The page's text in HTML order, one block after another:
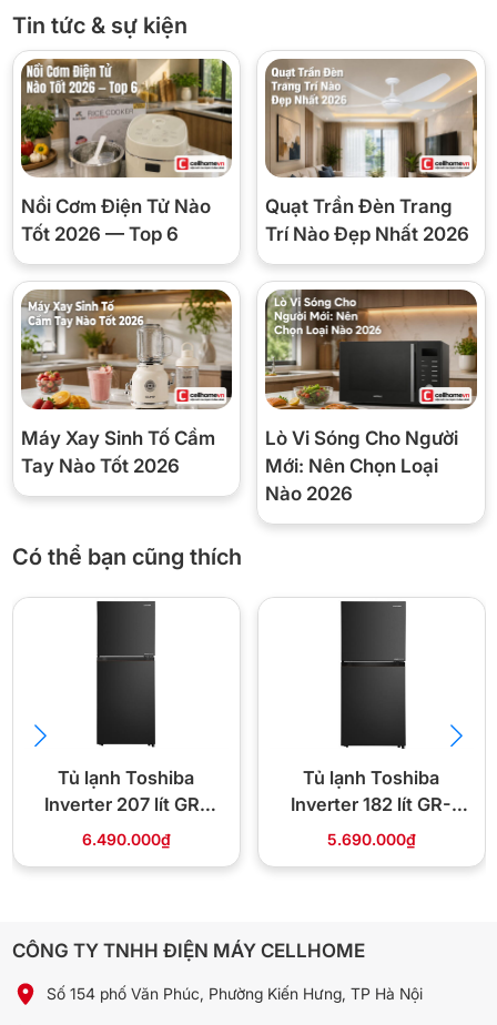
*Hình ảnh chỉ mang tính chất minh họa
Công nghệ làm lạnh + Công nghệ bảo quản thực
phẩm
Model này sử dụng công nghệ làm lạnh kép Hybrid Cooling, phân
phối luồng khí lạnh đều khắp các ngăn, giữ độ ẩm tối ưu và hạn
chế hiện tượng thực phẩm khô, giúp rau củ và thực phẩm tươi lâu
hơn.
*Hình ảnh chỉ mang tính chất minh họa
tức thì đồ uống hoặc thực phẩm xuống mức nhiệt khoảng -1.5°C,
thuận tiện khi cần dùng ngay.
Tin tức & sự kiện
Nồi Cơm Điện Tử Nào
Tốt 2026 — Top 6
Quạt Trần Đèn Trang
Trí Nào Đẹp Nhất 2026
Máy Xay Sinh Tố Cầm
Tay Nào Tốt 2026
Lò Vi Sóng Cho Người
Mới: Nên Chọn Loại
Nào 2026
Có thể bạn cũng thích
Tủ lạnh Toshiba
Inverter 207 lít GR-
RT268WE-PMV(68)
6.490.000₫
Tủ lạnh Toshiba
Inverter 182 lít GR-
RT236WE PMV(68)
5.690.000₫
CÔNG TY TNHH ĐIỆN MÁY CELLHOME
Số 154 phố Văn Phúc, Phường Kiến Hưng, TP Hà Nội